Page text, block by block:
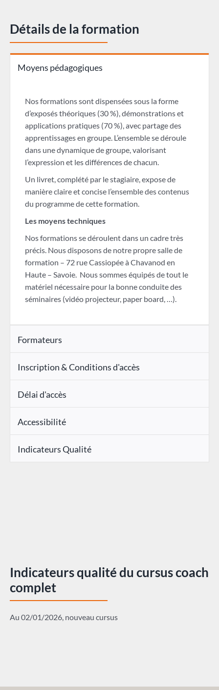
Détails de la formation
Moyens pédagogiques
Nos formations sont dispensées sous la forme
d’exposés théoriques (30 %), démonstrations et
applications pratiques (70 %), avec partage des
apprentissages en groupe. L’ensemble se déroule
dans une dynamique de groupe, valorisant
l’expression et les différences de chacun.
Un livret, complété par le stagiaire, expose de
manière claire et concise l’ensemble des contenus
du programme de cette formation.
Les moyens techniques
Nos formations se déroulent dans un cadre très
précis. Nous disposons de notre propre salle de
formation – 72 rue Cassiopée à Chavanod en
Haute – Savoie. Nous sommes équipés de tout le
matériel nécessaire pour la bonne conduite des
séminaires (vidéo projecteur, paper board, …).
Formateurs
Inscription & Conditions d'accès
Délai d'accès
Accessibilité
Indicateurs Qualité
Indicateurs qualité du cursus coach
complet
Au 02/01/2026, nouveau cursus